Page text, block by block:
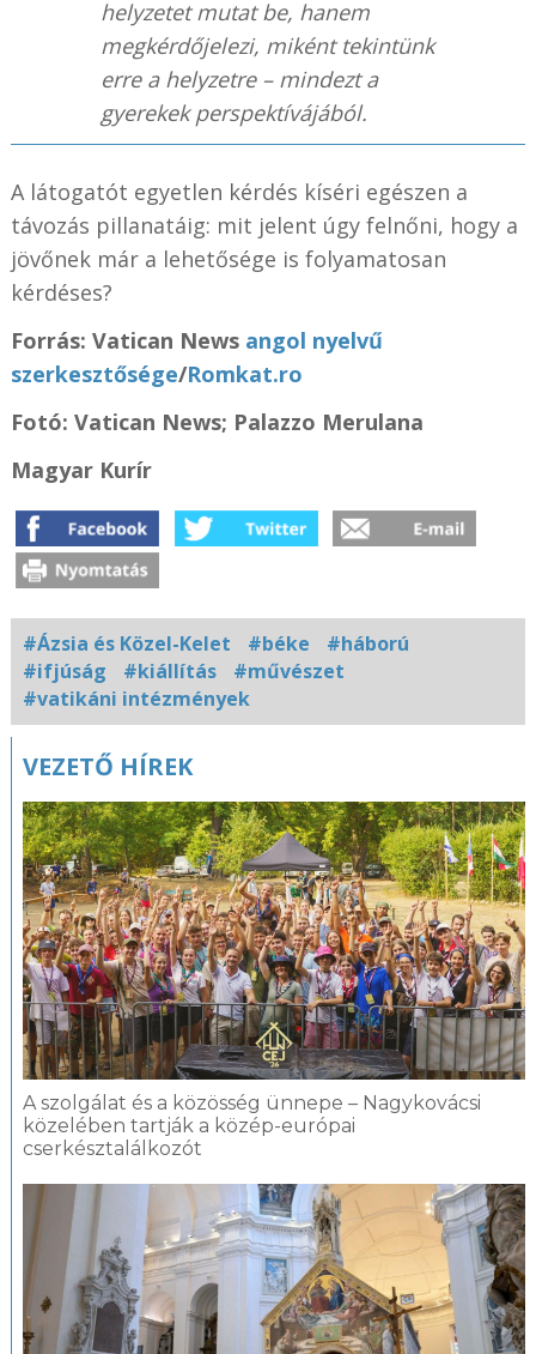
helyzetet mutat be, hanem
megkérdőjelezi, miként tekintünk
erre a helyzetre – mindezt a
gyerekek perspektívájából.
A látogatót egyetlen kérdés kíséri egészen a
távozás pillanatáig: mit jelent úgy felnőni, hogy a
jövőnek már a lehetősége is folyamatosan
kérdéses?
Forrás: Vatican News angol nyelvű
szerkesztősége/Romkat.ro
Fotó: Vatican News; Palazzo Merulana
Magyar Kurír
#Ázsia és Közel-Kelet #béke
#háború
#ifjúság
#kiállítás
#művészet
#vatikáni intézmények
Kapcsolódó
VEZETŐ HÍREK
A szolgálat és a közösség ünnepe – Nagykovácsi
közelében tartják a közép-európai
cserkésztalálkozót